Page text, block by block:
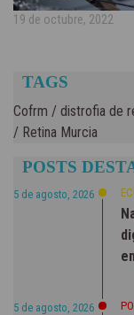
19 de octubre, 2022
TAGS
Cofrm / distrofia de
/ Retina Murcia
POSTS
5 de agosto, 2026
5 de agosto, 2026